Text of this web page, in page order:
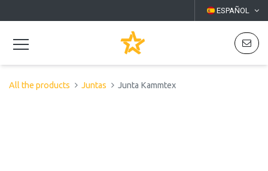
ESPAÑOL
All the products Juntas Junta Kammtex